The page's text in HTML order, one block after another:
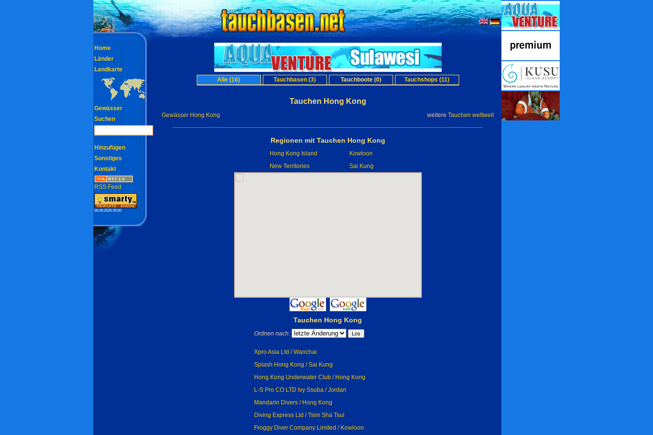
Alle (16) Tauchbasen (3) Tauchboote (0) Tauchshops (11)
Tauchen Hong Kong
Gewässer Hong Kong weitere Tauchen weltweit
Regionen mit Tauchen Hong Kong
Hong Kong Island
Kowloon
New Territories
Sai Kung
Tauchen Hong Kong
Ordnen nach:
Xpro Asia Ltd / Wanchai
Splash Hong Kong / Sai Kung
Hong Kong Underwater Club / Hong Kong
L-S Pro CO LTD Ivy Ssuba / Jordan
Mandarin Divers / Hong Kong
Diving Express Ltd / Tsim Sha Tsui
Froggy Diver Company Limited / Kowloon
Home
Länder
Landkarte
Gewässer
Suchen
Hinzufügen
Sonstiges
Kontakt
RSS Feed
06.08.2026 05:50